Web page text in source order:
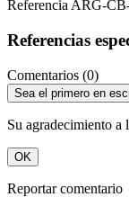
Referencia ARG-
Referencias
Comentarios (0)
Sea el primero en
Su agradecimiento a
OK
Reportar comentario